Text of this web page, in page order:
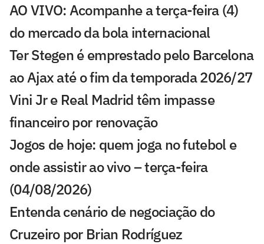
AO VIVO: Acompanhe a terça-feira (4)
do mercado da bola internacional
Ter Stegen é emprestado pelo Barcelona
ao Ajax até o fim da temporada 2026/27
Vini Jr e Real Madrid têm impasse
financeiro por renovação
Jogos de hoje: quem joga no futebol e
onde assistir ao vivo – terça-feira
(04/08/2026)
Entenda cenário de negociação do
Cruzeiro por Brian Rodríguez